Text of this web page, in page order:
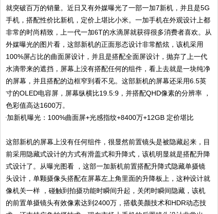
就突破百万的销量。近日又有外媒曝光了一部一加7新机，并且是5G
手机，搭配性价比新机，定价上堪比小米。一加手机在外观设计上都
非常的时尚精致，上一代一加6T的水滴屏就获得很多消费者喜欢。从
外媒曝光的图片看，这部新机的正面形态设计非常酷炫，该机采用
100%屏占比的曲面屏设计，并且是搭配全面屏设计，抛弃了上一代
水滴带来的遮挡，屏幕上没有搭配任何的组件，看上去就是一块纯净
的屏幕，并且搭配的边框窄到看不见。这部新机的屏幕还采用6.5英
寸的OLED电容屏，屏幕纵横比19.5:9，并搭配QHD像素的分辨率 ，
色彩值高达1600万。
这部新机的屏幕上没有任何组件，很显然前置镜头是被隐藏起来，目
前采用隐藏式设计的方式有滑盖式和升降式，该机明显就是搭配升降
式设计了。从曝光图看 ，这部一加新机前置搭配升降式隐藏单摄镜
头设计，单颗摄像头搭配在屏幕左上角里面的升降板上，这种设计就
像机关一样 ，碰触到拍摄功能时瞬间升起，关闭时瞬间隐藏，该机
的前置单摄镜头有效像素达到2400万，搭载美颜技术和HDR动态技